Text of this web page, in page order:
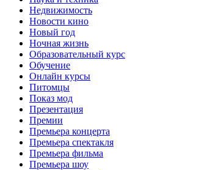
Недвижимость
Новости кино
Новый год
Ночная жизнь
Образовательный курс
Обучение
Онлайн курсы
Питомцы
Показ мод
Презентация
Премии
Премьера концерта
Премьера спектакля
Премьера фильма
Премьера шоу